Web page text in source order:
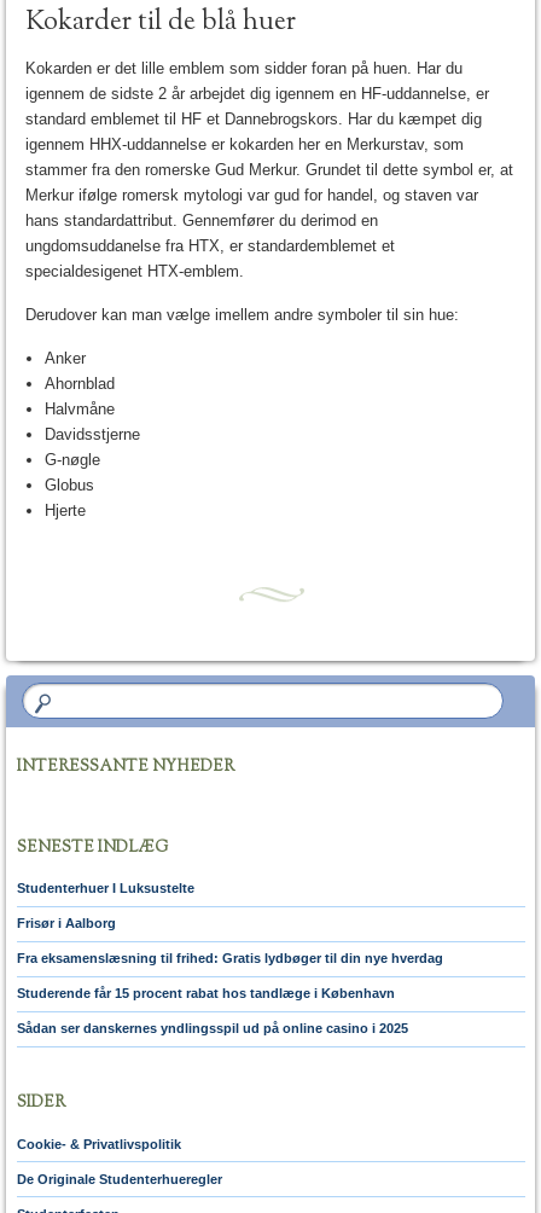
Kokarder til de blå huer
Kokarden er det lille emblem som sidder foran på huen. Har du
igennem de sidste 2 år arbejdet dig igennem en HF-uddannelse, er
standard emblemet til HF et Dannebrogskors. Har du kæmpet dig
igennem HHX-uddannelse er kokarden her en Merkurstav, som
stammer fra den romerske Gud Merkur. Grundet til dette symbol er, at
Merkur ifølge romersk mytologi var gud for handel, og staven var
hans standardattribut. Gennemfører du derimod en
ungdomsuddanelse fra HTX, er standardemblemet et
specialdesigenet HTX-emblem.
Derudover kan man vælge imellem andre symboler til sin hue:
Anker
Ahornblad
Halvmåne
Davidsstjerne
G-nøgle
Globus
Hjerte
INTERESSANTE NYHEDER
SENESTE INDLÆG
Studenterhuer I Luksustelte
Frisør i Aalborg
Fra eksamenslæsning til frihed: Gratis lydbøger til din nye hverdag
Studerende får 15 procent rabat hos tandlæge i København
Sådan ser danskernes yndlingsspil ud på online casino i 2025
SIDER
Cookie- & Privatlivspolitik
De Originale Studenterhueregler